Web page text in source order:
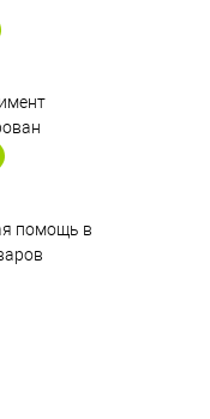
помощь в